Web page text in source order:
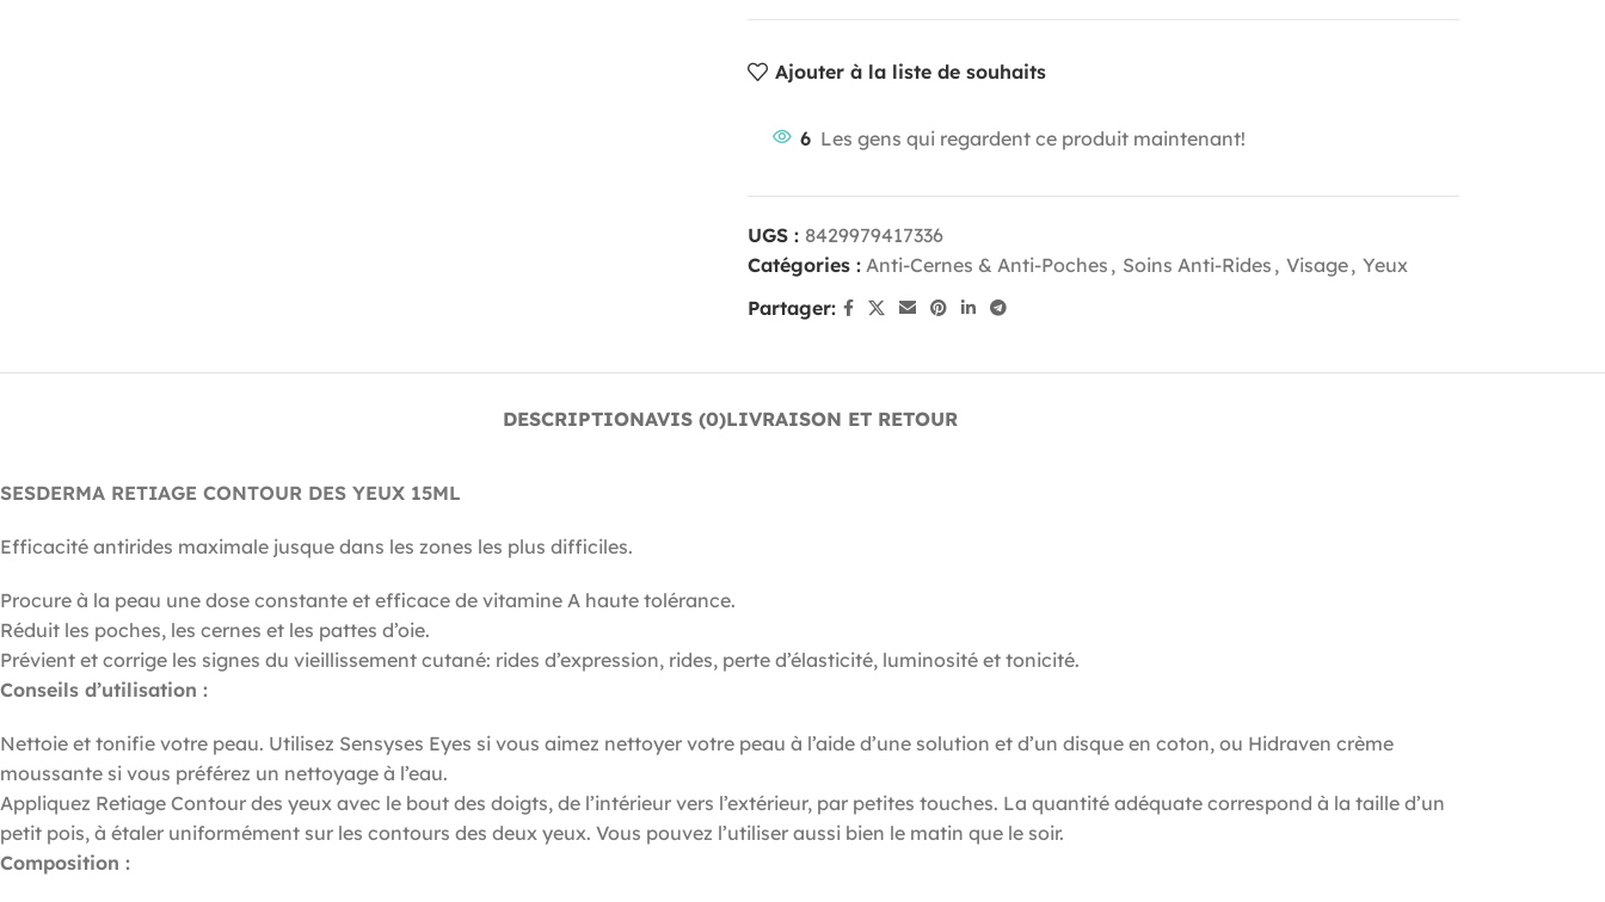
Ajouter à la liste de souhaits
6 Les gens qui regardent ce produit maintenant!
UGS : 8429979417336
Catégories : Anti-Cernes & Anti-Poches , Soins Anti-Rides , Visage, Yeux
Partager:
DESCRIPTIONAVIS (0)LIVRAISON ET RETOUR
SESDERMA RETIAGE CONTOUR DES YEUX 15ML
Efficacité antirides maximale jusque dans les zones les plus difficiles.
Procure à la peau une dose constante et efficace de vitamine A haute tolérance.
Réduit les poches, les cernes et les pattes d’oie.
Prévient et corrige les signes du vieillissement cutané: rides d’expression, rides, perte d’élasticité, luminosité et tonicité.
Conseils d’utilisation :
Nettoie et tonifie votre peau. Utilisez Sensyses Eyes si vous aimez nettoyer votre peau à l’aide d’une solution et d’un disque en coton, ou Hidraven crème
moussante si vous préférez un nettoyage à l’eau.
Appliquez Retiage Contour des yeux avec le bout des doigts, de l’intérieur vers l’extérieur, par petites touches. La quantité adéquate correspond à la taille d’un
petit pois, à étaler uniformément sur les contours des deux yeux. Vous pouvez l’utiliser aussi bien le matin que le soir.
Composition :